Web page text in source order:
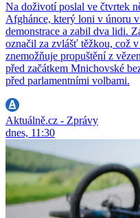
Na doživotí poslal ve čtvrtek
Afghánce, který loni v únoru
demonstrace a zabil dva lidi.
označil za zvlášť těžkou, což
znemožňuje propuštění z
před začátkem Mnichovské
před parlamentními volbami.
Aktuálně.cz - Zprávy
dnes, 11:30